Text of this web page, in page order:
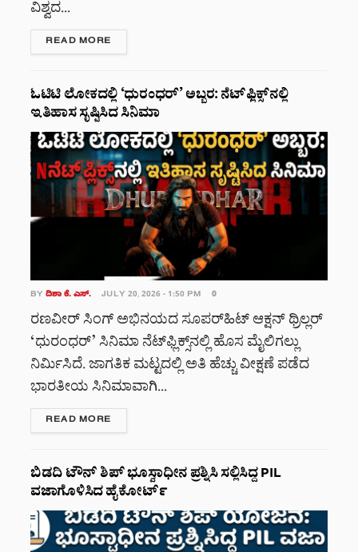
ವಿಶ್ವದ...
READ MORE
ಓಟಿಟಿ ಲೋಕದಲ್ಲಿ ‘ಧುರಂಧರ್’ ಅಬ್ಬರ: ನೆಟ್‌ಫ್ಲಿಕ್ಸ್‌ನಲ್ಲಿ
ಇತಿಹಾಸ ಸೃಷ್ಟಿಸಿದ ಸಿನಿಮಾ
BY ದಿಶಾ ಕೆ. ಎಸ್. JULY 20, 2026 - 1:50 PM 0
ರಣವೀರ್ ಸಿಂಗ್ ಅಭಿನಯದ ಸೂಪರ್‌ಹಿಟ್ ಆಕ್ಷನ್ ಥ್ರಿಲ್ಲರ್
‘ಧುರಂಧರ್’ ಸಿನಿಮಾ ನೆಟ್‌ಫ್ಲಿಕ್ಸ್‌ನಲ್ಲಿ ಹೊಸ ಮೈಲಿಗಲ್ಲು
ನಿರ್ಮಿಸಿದೆ. ಜಾಗತಿಕ ಮಟ್ಟದಲ್ಲಿ ಅತಿ ಹೆಚ್ಚು ವೀಕ್ಷಣೆ ಪಡೆದ
ಭಾರತೀಯ ಸಿನಿಮಾವಾಗಿ...
READ MORE
ಬಿಡದಿ ಟೌನ್ ಶಿಪ್ ಭೂಸ್ವಾಧೀನ ಪ್ರಶ್ನಿಸಿ ಸಲ್ಲಿಸಿದ್ದ PIL
ವಜಾಗೊಳಿಸಿದ ಹೈಕೋರ್ಟ್